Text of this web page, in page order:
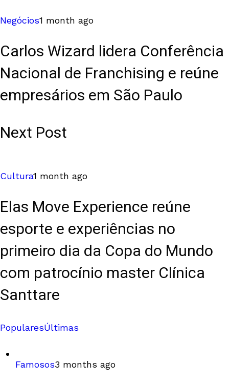
Negócios1 month ago
Carlos Wizard lidera Conferência
Nacional de Franchising e reúne
empresários em São Paulo
Next Post
Cultura1 month ago
Elas Move Experience reúne
esporte e experiências no
primeiro dia da Copa do Mundo
com patrocínio master Clínica
Santtare
PopularesÚltimas
Famosos3 months ago